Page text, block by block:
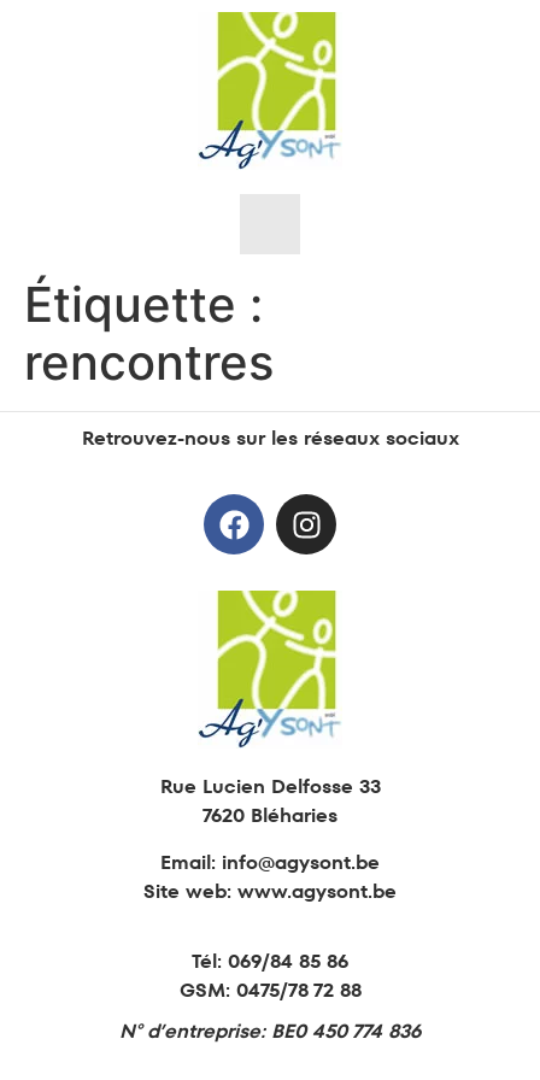
Nos valeurs
L’équipe
Sensibilisations
Education permanente
Étiquette :
rencontres
Retrouvez-nous sur les réseaux sociaux
Rue Lucien Delfosse 33
7620 Bléharies
Email: info@agysont.be
Site web: www.agysont.be
Tél: 069/84 85 86
GSM: 0475/78 72 88
N° d’entreprise: BE0 450 774 836